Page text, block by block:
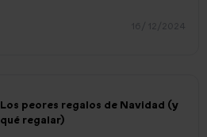
16/ 12/2024
Los peores regalos de Navidad (y
qué regalar)